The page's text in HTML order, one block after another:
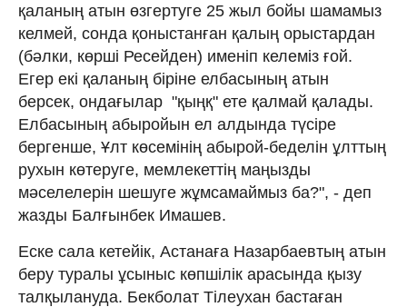
қаланың атын өзгертуге 25 жыл бойы шамамыз
келмей, сонда қоныстанған қалың орыстардан
(бәлки, көрші Ресейден) именіп келеміз ғой.
Егер екі қаланың біріне елбасының атын
берсек, ондағылар "қыңқ" ете қалмай қалады.
Елбасының абыройын ел алдында түсіре
бергенше, Ұлт көсемінің абырой-беделін ұлттың
руxын көтеруге, мемлекеттің маңызды
мәселелерін шешуге жұмсамаймыз ба?", - деп
жазды Балғынбек Имашев.
Еске сала кетейік, Астанаға Назарбаевтың атын
беру туралы ұсыныс көпшілік арасында қызу
талқылануда. Бекболат Тілеухан бастаған